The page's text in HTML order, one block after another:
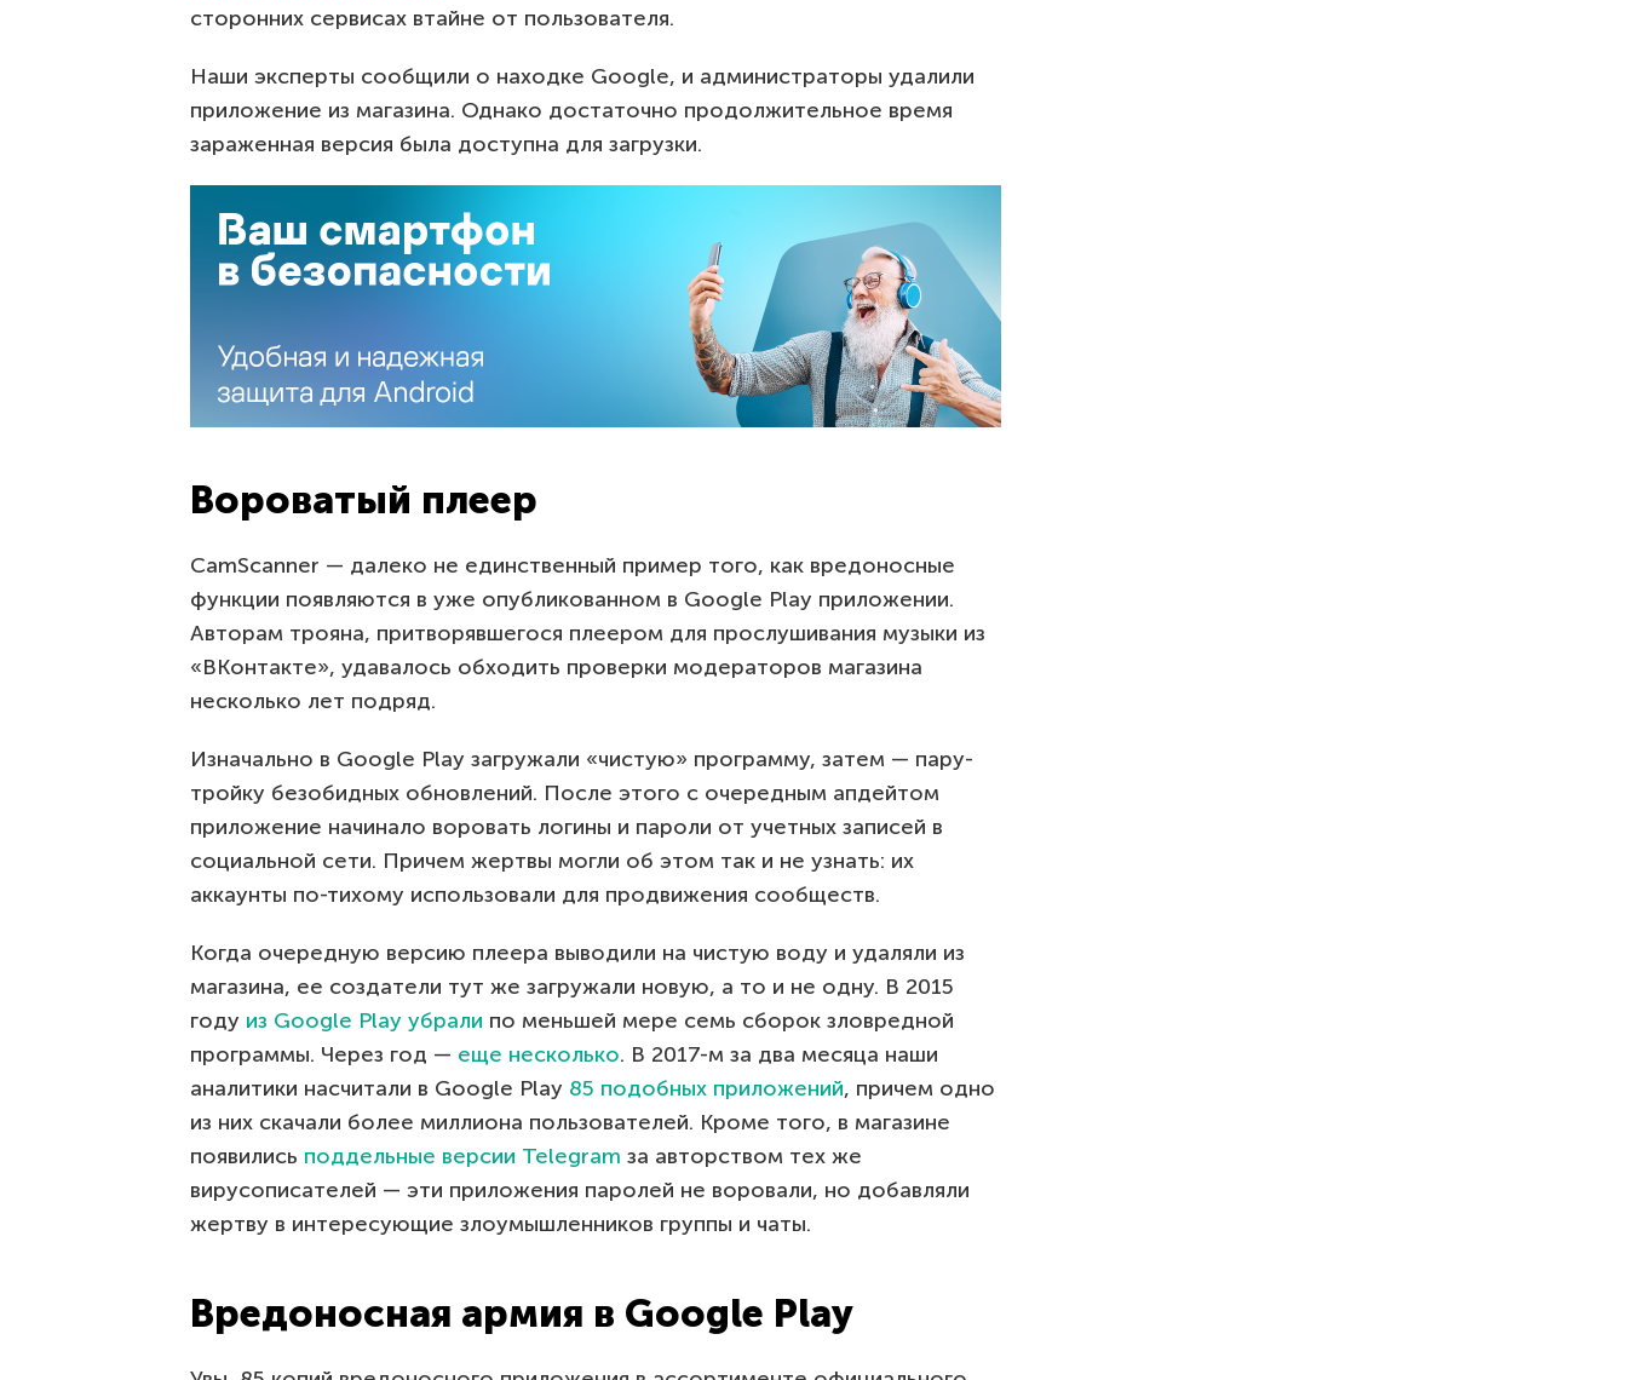
сторонних сервисах втайне от пользователя.
Наши эксперты сообщили о находке Google, и администраторы удалили
приложение из магазина. Однако достаточно продолжительное время
зараженная версия была доступна для загрузки.
Вороватый плеер
CamScanner — далеко не единственный пример того, как вредоносные
функции появляются в уже опубликованном в Google Play приложении.
Авторам трояна, притворявшегося плеером для прослушивания музыки из
«ВКонтакте», удавалось обходить проверки модераторов магазина
несколько лет подряд.
Изначально в Google Play загружали «чистую» программу, затем — пару-
тройку безобидных обновлений. После этого с очередным апдейтом
приложение начинало воровать логины и пароли от учетных записей в
социальной сети. Причем жертвы могли об этом так и не узнать: их
аккаунты по-тихому использовали для продвижения сообществ.
Когда очередную версию плеера выводили на чистую воду и удаляли из
магазина, ее создатели тут же загружали новую, а то и не одну. В 2015
году из Google Play убрали по меньшей мере семь сборок зловредной
программы. Через год — еще несколько. В 2017-м за два месяца наши
аналитики насчитали в Google Play 85 подобных приложений, причем одно
из них скачали более миллиона пользователей. Кроме того, в магазине
появились поддельные версии Telegram за авторством тех же
вирусописателей — эти приложения паролей не воровали, но добавляли
жертву в интересующие злоумышленников группы и чаты.
Вредоносная армия в Google Play